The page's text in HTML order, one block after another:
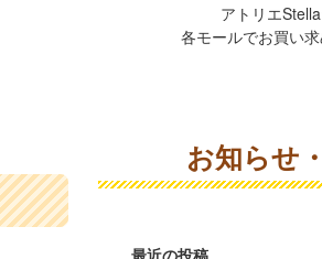
アトリエ
各モールでお買い求
お知らせ
最近の投稿